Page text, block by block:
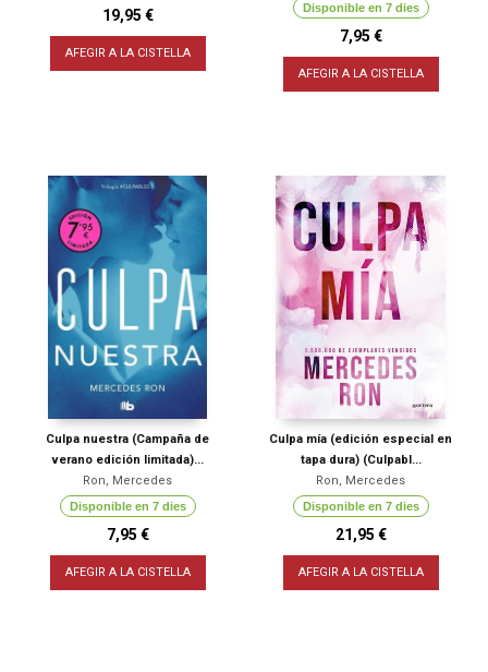
19,95 €
AFEGIR A LA CISTELLA
Disponible en 7 dies
7,95 €
AFEGIR A LA CISTELLA
Culpa nuestra (Campaña de
verano edición limitada)...
Ron, Mercedes
Disponible en 7 dies
7,95 €
AFEGIR A LA CISTELLA
Culpa mía (edición especial en
tapa dura) (Culpabl...
Ron, Mercedes
Disponible en 7 dies
21,95 €
AFEGIR A LA CISTELLA